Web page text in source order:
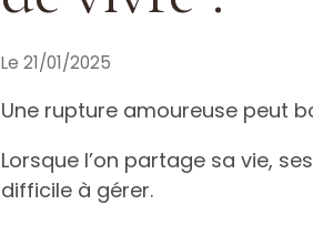
Le 21/01/2025
Une rupture amoureuse peut
Lorsque l’on partage sa vie,
difficile à gérer.